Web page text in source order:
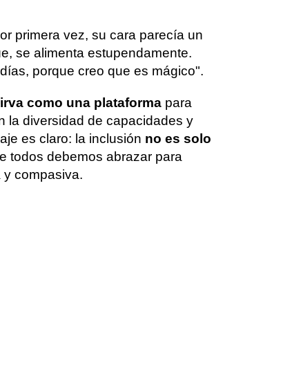
primera vez, su cara parecía un
se alimenta estupendamente.
porque creo que es mágico".
como una plataforma para
la diversidad de capacidades y
es claro: la inclusión no es solo
todos debemos abrazar para
compasiva.